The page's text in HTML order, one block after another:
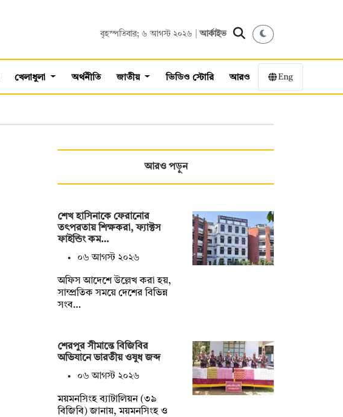
বৃহস্পতিবার; ৬ আগস্ট ২০২৬ |আর্কাইভ
খেলাধুলা অর্থনীতি জাতীয় ভিডিও স্টোরি আরও Eng
আরও পড়ুন
শেখ হাসিনাকে ফেরানোর
তৎপরতায় শিক্ষকরা, ফ্যাক্টস
ফাইন্ডিং কম…
০৬ আগস্ট ২০২৬
অফিস আদেশে উল্লেখ করা হয়,
সাম্প্রতিক সময়ে দেশের বিভিন্ন
সংব…
শেরপুর সীমান্তে বিজিবির
অভিযানে ভারতীয় ওষুধ জব্দ
০৬ আগস্ট ২০২৬
ময়মনসিংহ ব্যাটালিয়ন (৩৯
বিজিবি) জানায়, ময়মনসিংহ ও